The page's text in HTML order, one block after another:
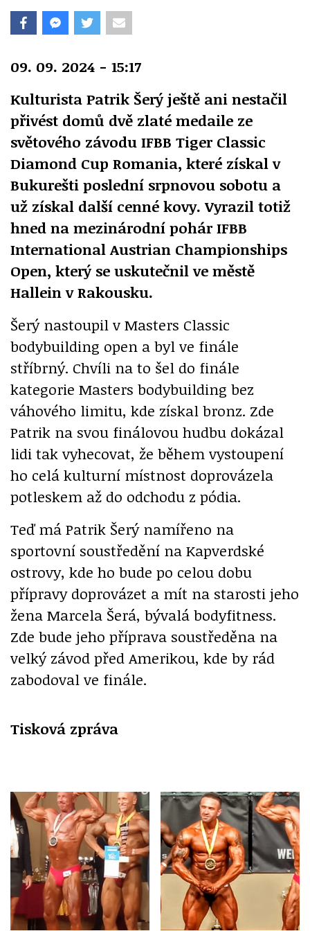
09. 09. 2024 - 15:17
Kulturista Patrik Šerý ještě ani nestačil
přivést domů dvě zlaté medaile ze
světového závodu IFBB Tiger Classic
Diamond Cup Romania, které získal v
Bukurešti poslední srpnovou sobotu a
už získal další cenné kovy. Vyrazil totiž
hned na mezinárodní pohár IFBB
International Austrian Championships
Open, který se uskutečnil ve městě
Hallein v Rakousku.
Šerý nastoupil v Masters Classic
bodybuilding open a byl ve finále
stříbrný. Chvíli na to šel do finále
kategorie Masters bodybuilding bez
váhového limitu, kde získal bronz. Zde
Patrik na svou finálovou hudbu dokázal
lidi tak vyhecovat, že během vystoupení
ho celá kulturní místnost doprovázela
potleskem až do odchodu z pódia.
Teď má Patrik Šerý namířeno na
sportovní soustředění na Kapverdské
ostrovy, kde ho bude po celou dobu
přípravy doprovázet a mít na starosti jeho
žena Marcela Šerá, bývalá bodyfitness.
Zde bude jeho příprava soustředěna na
velký závod před Amerikou, kde by rád
zabodoval ve finále.
Tisková zpráva